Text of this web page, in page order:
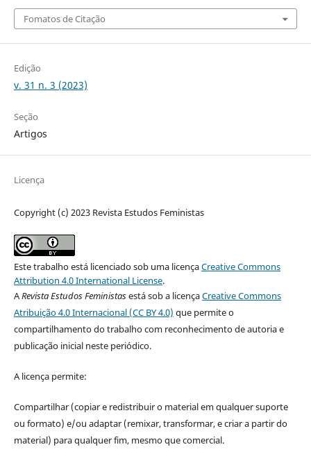
Fomatos de Citação
Edição
v. 31 n. 3 (2023)
Seção
Artigos
Licença
Copyright (c) 2023 Revista Estudos Feministas
Este trabalho está licenciado sob uma licençaCreative Commons
Attribution 4.0 International License.
ARevista Estudos Feministasestá sob a licençaCreative Commons
Atribuição 4.0 Internacional (CC BY 4.0) que permite o
compartilhamento do trabalho com reconhecimento de autoria e
publicação inicial neste periódico.
A licença permite:
Compartilhar (copiar e redistribuir o material em qualquer suporte
ou formato) e/ou adaptar (remixar, transformar, e criar a partir do
material) para qualquer fim, mesmo que comercial.